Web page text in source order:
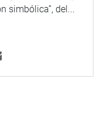
simbólica”, del...